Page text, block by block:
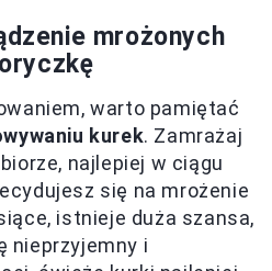
mrożonych
warto pamiętać
kurek. Zamrażaj
najlepiej w ciągu
się na mrożenie
istnieje duża szansa,
nieprzyjemny i